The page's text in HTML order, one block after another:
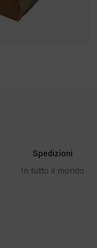
Spedizioni
In tutto il mondo